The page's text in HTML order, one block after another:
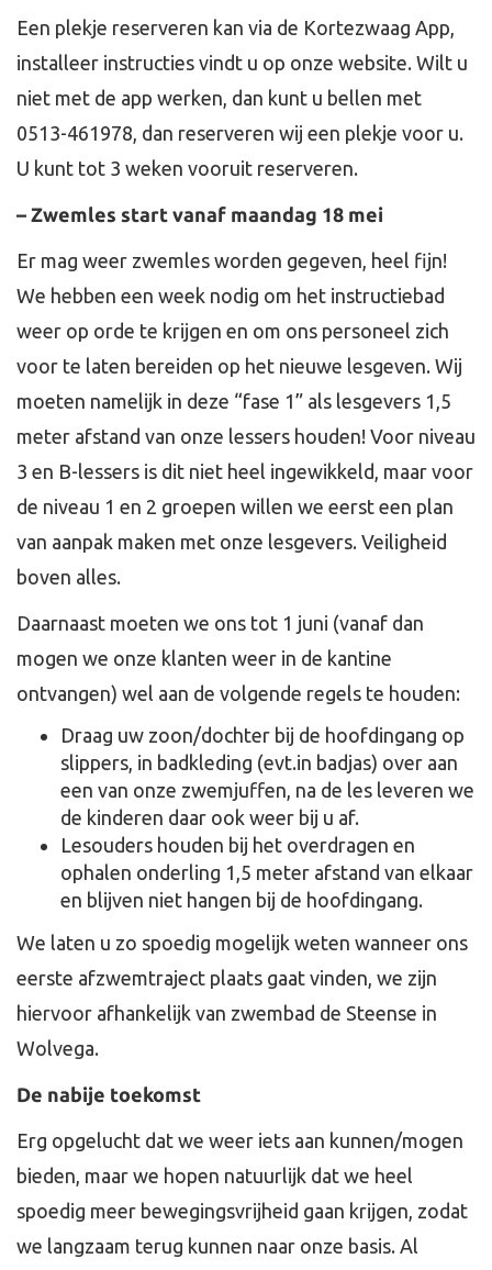
Een plekje reserveren kan via de Kortezwaag App,
installeer instructies vindt u op onze website. Wilt u
niet met de app werken, dan kunt u bellen met
0513-461978, dan reserveren wij een plekje voor u.
U kunt tot 3 weken vooruit reserveren.
– Zwemles start vanaf maandag 18 mei
Er mag weer zwemles worden gegeven, heel fijn!
We hebben een week nodig om het instructiebad
weer op orde te krijgen en om ons personeel zich
voor te laten bereiden op het nieuwe lesgeven. Wij
moeten namelijk in deze “fase 1” als lesgevers 1,5
meter afstand van onze lessers houden! Voor niveau
3 en B-lessers is dit niet heel ingewikkeld, maar voor
de niveau 1 en 2 groepen willen we eerst een plan
van aanpak maken met onze lesgevers. Veiligheid
boven alles.
Daarnaast moeten we ons tot 1 juni (vanaf dan
mogen we onze klanten weer in de kantine
ontvangen) wel aan de volgende regels te houden:
Draag uw zoon/dochter bij de hoofdingang op
slippers, in badkleding (evt.in badjas) over aan
een van onze zwemjuffen, na de les leveren we
de kinderen daar ook weer bij u af.
Lesouders houden bij het overdragen en
ophalen onderling 1,5 meter afstand van elkaar
en blijven niet hangen bij de hoofdingang.
We laten u zo spoedig mogelijk weten wanneer ons
eerste afzwemtraject plaats gaat vinden, we zijn
hiervoor afhankelijk van zwembad de Steense in
Wolvega.
De nabije toekomst
Erg opgelucht dat we weer iets aan kunnen/mogen
bieden, maar we hopen natuurlijk dat we heel
spoedig meer bewegingsvrijheid gaan krijgen, zodat
we langzaam terug kunnen naar onze basis. Al